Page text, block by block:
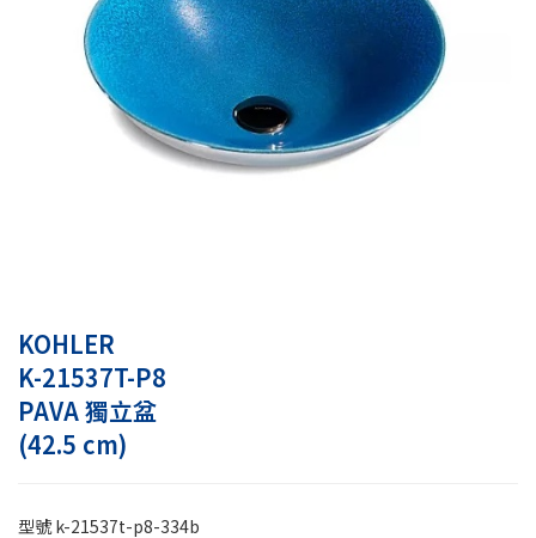
KOHLER
K-21537T-P8
PAVA 獨立盆
(42.5 cm)
型號k-21537t-p8-334b